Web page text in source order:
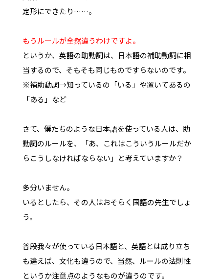
定形にできたり……。
もうルールが全然違うわけですよ。
というか、英語の助動詞は、日本語の補助動詞に相
当するので、そもそも同じものですらないのです。
※補助動詞→知っているの「いる」や置いてあるの
「ある」など
さて、僕たちのような日本語を使っている人は、助
動詞のルールを、「あ、これはこういうルールだか
らこうしなければならない」と考えていますか？
多分いません。
いるとしたら、その人はおそらく国語の先生でしょ
う。
普段我々が使っている日本語と、英語とは成り立ち
も違えば、文化も違うので、当然、ルールの法則性
というか注意点のようなものが違うのです。